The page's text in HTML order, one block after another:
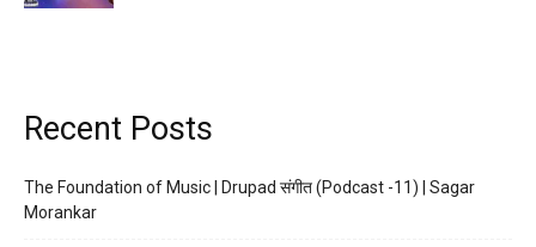
Recent Posts
The Foundation of Music | Drupad संगीत (Podcast -11) | Sagar
Morankar